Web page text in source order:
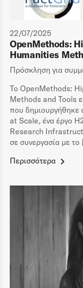
22/07/2025
OpenMethods:
Humanities
Πρόσκληση για
Το OpenMethods:
Methods and Tools
που δημιουργήθηκε
at Scale, ένα έργο
Research
σε συνεργασία με
Περισσότερα